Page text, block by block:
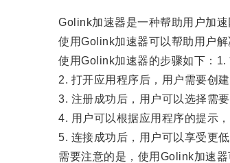
Golink加速器是一种帮助用户加速
使用Golink加速器可以帮助用户解
使用Golink加速器的步骤如下：1.
2. 打开应用程序后，用户需要创建
3. 注册成功后，用户可以选择需要
4. 用户可以根据应用程序的提示，
5. 连接成功后，用户可以享受更低
需要注意的是，使用Golink加速器